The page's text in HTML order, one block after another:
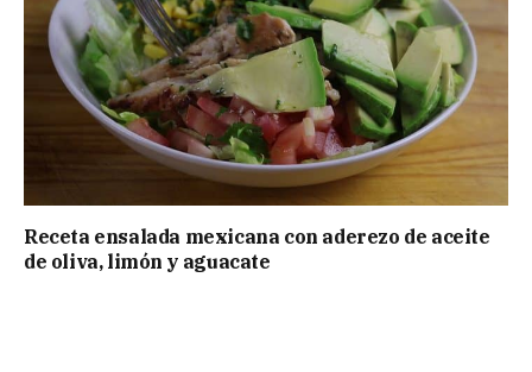
Receta ensalada mexicana con aderezo de aceite
de oliva, limón y aguacate